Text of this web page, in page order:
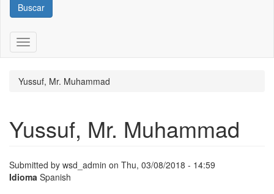
Buscar
Toggle navigation
Yussuf, Mr. Muhammad
Yussuf, Mr. Muhammad
Submitted by wsd_admin on Thu, 03/08/2018 - 14:59
Idioma Spanish